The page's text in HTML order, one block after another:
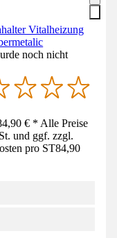
Vitalheizung
noch nicht
€ * Alle Preise
und ggf. zzgl.
pro ST84,90